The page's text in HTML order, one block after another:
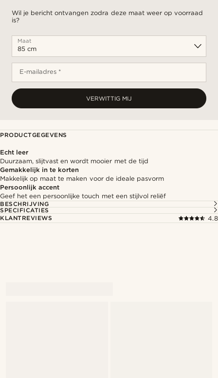
Wil je bericht ontvangen zodra deze maat weer op voorraad
is?
Maat
E-mailadres *
VERWITTIG MIJ
PRODUCTGEGEVENS
Echt leer
Duurzaam, slijtvast en wordt mooier met de tijd
Gemakkelijk in te korten
Makkelijk op maat te maken voor de ideale pasvorm
Persoonlijk accent
Geef het een persoonlijke touch met een stijlvol reliëf
BESCHRIJVING
SPECIFICATIES
KLANTREVIEWS
4.8